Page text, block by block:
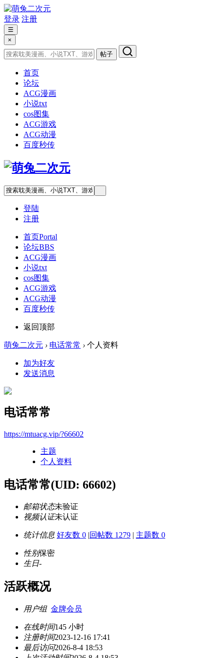
登录 注册
☰
×
帖子
首页
论坛
ACG漫画
小说txt
cos图集
ACG游戏
ACG动漫
百度秒传
登陆
注册
首页Portal
论坛BBS
ACG漫画
小说txt
cos图集
ACG游戏
ACG动漫
百度秒传
返回顶部
萌兔二次元 › 电话常常 › 个人资料
加为好友
发送消息
电话常常
https://mtuacg.vip/?66602
主题
个人资料
电话常常(UID: 66602)
邮箱状态未验证
视频认证未认证
统计信息 好友数 0 |回帖数 1279 | 主题数 0
性别保密
生日-
活跃概况
用户组 金牌会员
在线时间145 小时
注册时间2023-12-16 17:41
最后访问2026-8-4 18:53